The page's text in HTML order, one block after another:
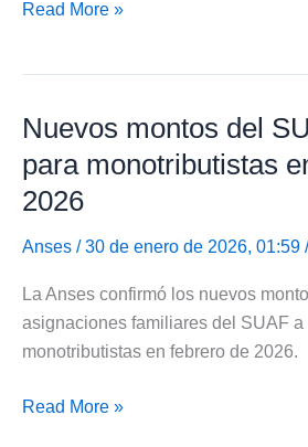
Proponen
monotributistas
billeteras
virtuales
Read More »
Nuevos montos del
para monotributistas
2026
Anses / 30 de enero de 2026, 01:59
La Anses confirmó los nuevos
asignaciones familiares del SUAF a
monotributistas en febrero de 2026.
Nuevos
Read More »